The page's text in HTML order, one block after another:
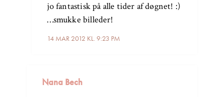
14 MAR 2012 KL. 9:23 PM
jo fantastisk på alle tider af døgnet! :)
…smukke billeder!
Nana Bech